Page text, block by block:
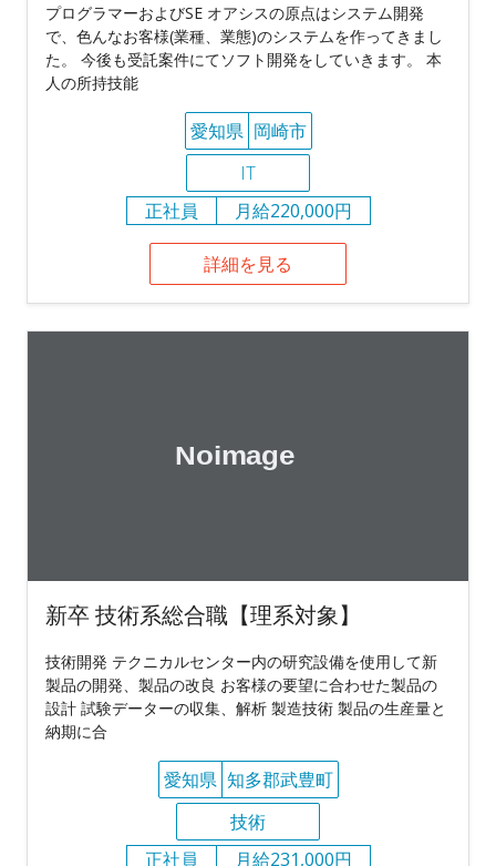
プログラマーおよびSE オアシスの原点はシステム開発
で、色んなお客様(業種、業態)のシステムを作ってきまし
た。 今後も受託案件にてソフト開発をしていきます。 本
人の所持技能
愛知県 岡崎市
IT
正社員
月給220,000円
詳細を見る
新卒 技術系総合職【理系対象】
技術開発 テクニカルセンター内の研究設備を使用して新
製品の開発、製品の改良 お客様の要望に合わせた製品の
設計 試験データーの収集、解析 製造技術 製品の生産量と
納期に合
愛知県 知多郡武豊町
技術
正社員
月給231,000円